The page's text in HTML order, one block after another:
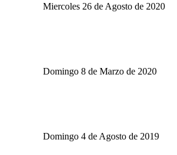
Miercoles 26 de Agosto de 2020
Domingo 8 de Marzo de 2020
Domingo 4 de Agosto de 2019